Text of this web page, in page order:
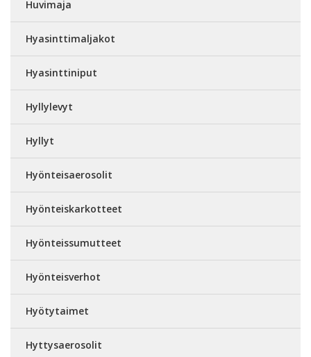
Huvimaja
Hyasinttimaljakot
Hyasinttiniput
Hyllylevyt
Hyllyt
Hyönteisaerosolit
Hyönteiskarkotteet
Hyönteissumutteet
Hyönteisverhot
Hyötytaimet
Hyttysaerosolit